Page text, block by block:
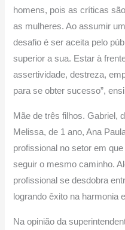
homens, pois as críticas
as mulheres. Ao assumir
desafio é ser aceita pelo
superior a sua. Estar à
assertividade, destreza,
para se obter sucesso”,
Mãe de três filhos. Gabriel,
Melissa, de 1 ano, Ana
profissional no setor em
seguir o mesmo caminho.
profissional se desdobra
logrando êxito na harmonia
Na opinião da